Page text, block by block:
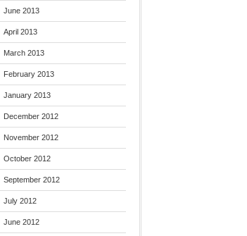
June 2013
April 2013
March 2013
February 2013
January 2013
December 2012
November 2012
October 2012
September 2012
July 2012
June 2012